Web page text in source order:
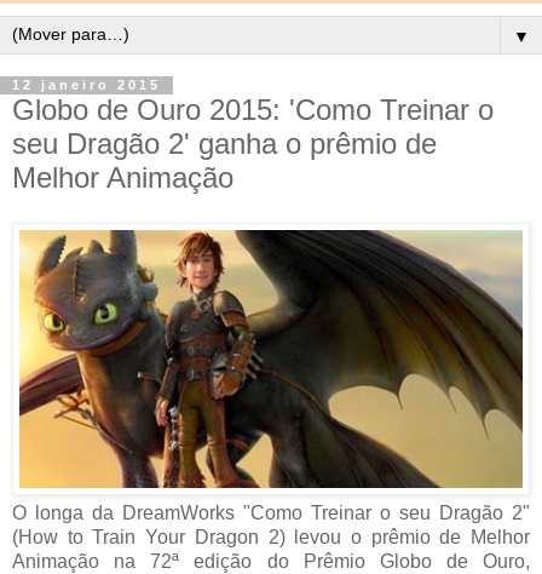
▼
12 janeiro 2015
Globo de Ouro 2015: 'Como Treinar o
seu Dragão 2' ganha o prêmio de
Melhor Animação
O longa da DreamWorks "Como Treinar o seu Dragão 2"
(How to Train Your Dragon 2) levou o prêmio de Melhor
Animação na 72ª edição do Prêmio Globo de Ouro,